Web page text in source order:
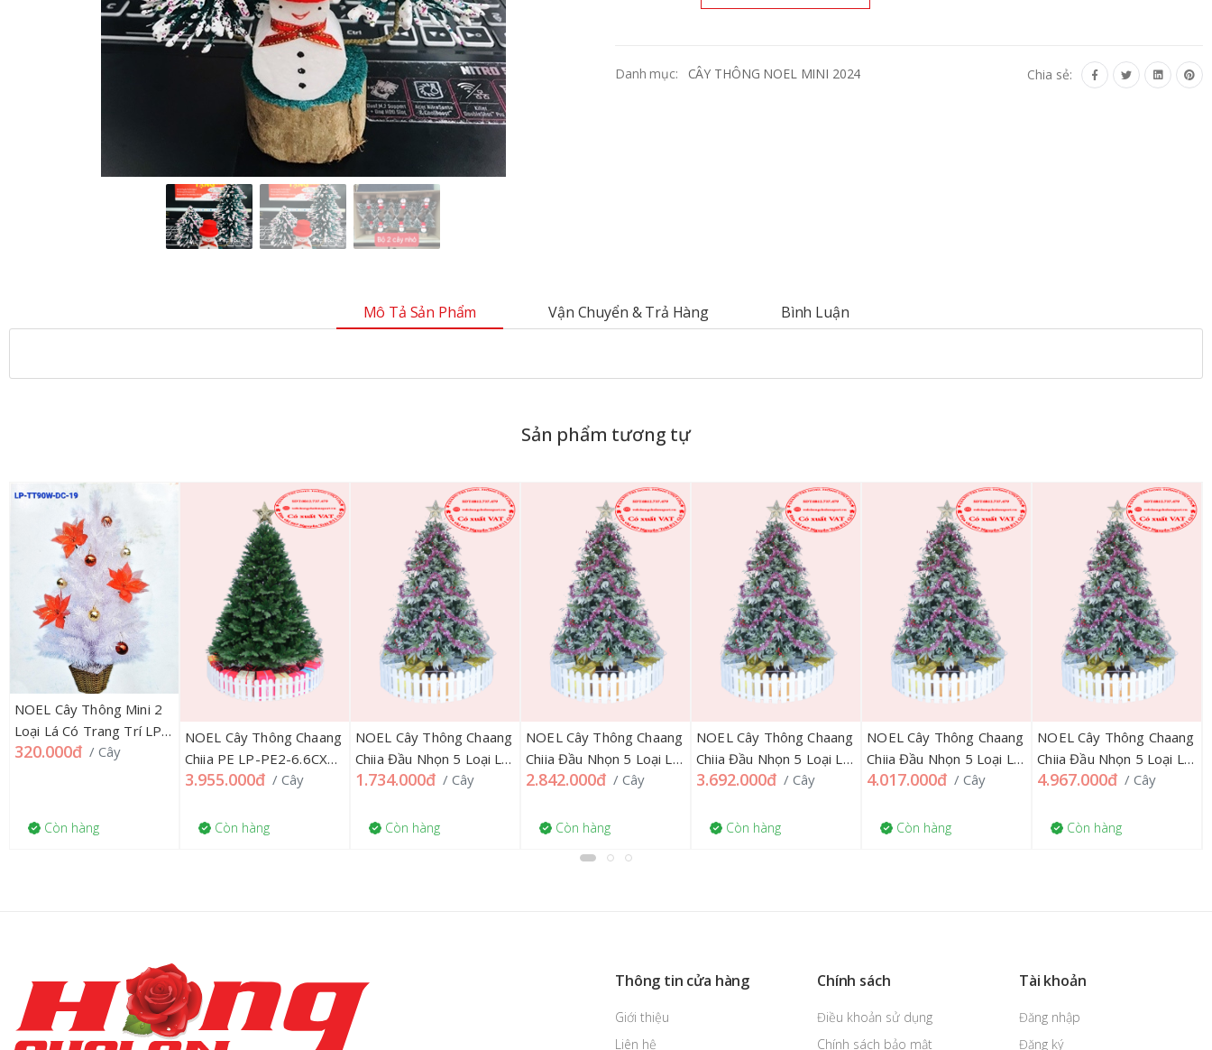
Danh mục: CÂY THÔNG NOEL MINI 2024 Chia sẻ:
Mô Tả Sản Phẩm Vận Chuyển & Trả Hàng Bình Luận
Sản phẩm tương tự
NOEL Cây Thông Mini 2
Loại Lá Có Trang Trí LP-
TT90W-DC-19 Trắng
320.000đ / Cây
Còn hàng
NOEL Cây Thông Chaang
Chiia PE LP-PE2-6.6CX
200CM chân xoay
3.955.000đ / Cây
Còn hàng
NOEL Cây Thông Chaang
Chiia Đầu Nhọn 5 Loại Lá
Phủ Tuyết Gắn Trái Đỏ
1.734.000đ / Cây
Còn hàng
NOEL Cây Thông Chaang
Chiia Đầu Nhọn 5 Loại Lá
Phủ Tuyết Gắn Trái Đỏ
2.842.000đ / Cây
Còn hàng
NOEL Cây Thông Chaang
Chiia Đầu Nhọn 5 Loại Lá
Phủ Tuyết Gắn Trái Đỏ
chân xoay
3.692.000đ / Cây
Còn hàng
NOEL Cây Thông Chaang
Chiia Đầu Nhọn 5 Loại Lá
Phủ Tuyết Gắn Trái Đỏ
4.017.000đ / Cây
Còn hàng
NOEL Cây Thông Chaang
Chiia Đầu Nhọn 5 Loại Lá
Phủ Tuyết Gắn Trái Đỏ
chân xoay
4.967.000đ / Cây
Còn hàng
Thông tin cửa hàng
Giới thiệu
Liên hệ
Chính sách
Điều khoản sử dụng
Chính sách bảo mật
Tài khoản
Đăng nhập
Đăng ký